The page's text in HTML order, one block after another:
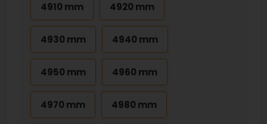
4910 mm 4920 mm
4930 mm 4940 mm
4950 mm 4960 mm
4970 mm 4980 mm